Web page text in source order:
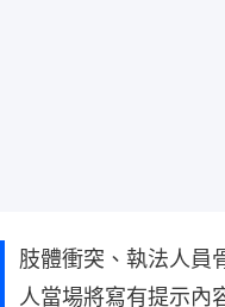
肢體衝突、執法人員
人當場將寫有提示內